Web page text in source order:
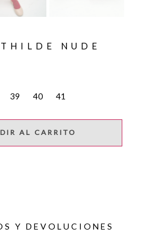
NUDE
39 40 41
AL CARRITO
Y DEVOLUCIONES